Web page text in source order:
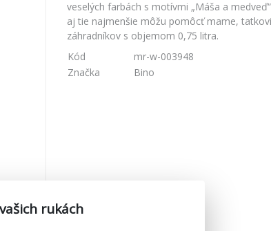
veselých farbách s motívmi „Máša a
aj tie najmenšie môžu pomôcť mame,
záhradníkov s objemom 0,75 litra.
Kód
mr-w-003948
Značka
Bino
rukách